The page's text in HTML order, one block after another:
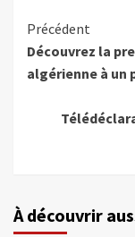
Précédent
Découvrez la
algérienne à un
À découvrir